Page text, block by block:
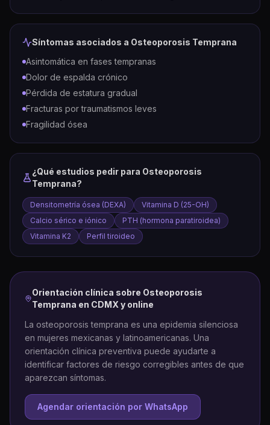
Síntomas asociados a Osteoporosis Temprana
Asintomática en fases tempranas
Dolor de espalda crónico
Pérdida de estatura gradual
Fracturas por traumatismos leves
Fragilidad ósea
¿Qué estudios pedir para Osteoporosis
Temprana?
Densitometría ósea (DEXA)
Vitamina D (25-OH)
Calcio sérico e iónico
PTH (hormona paratiroidea)
Vitamina K2
Perfil tiroideo
Orientación clínica sobre Osteoporosis
Temprana en CDMX y online
La osteoporosis temprana es una epidemia silenciosa
en mujeres mexicanas y latinoamericanas. Una
orientación clínica preventiva puede ayudarte a
identificar factores de riesgo corregibles antes de que
aparezcan síntomas.
Agendar orientación por WhatsApp